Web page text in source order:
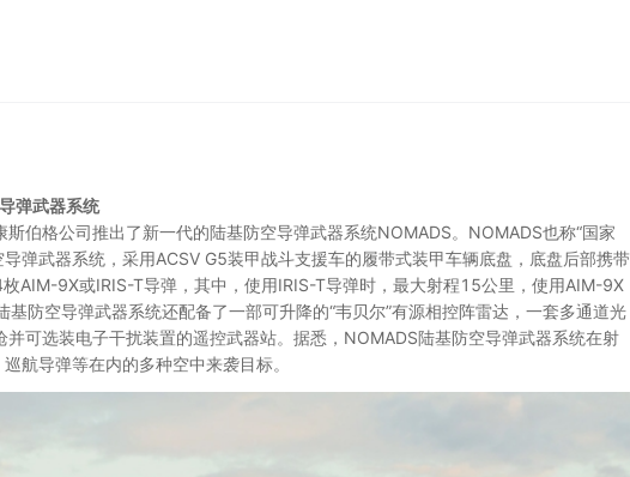
弹武器系统
伯格公司推出了新一代的陆基防空导弹武器系统NOMADS。NOMADS也称“国家
弹武器系统，采用ACSV G5装甲战斗支援车的履带式装甲车辆底盘，底盘后部携带
AIM-9X或IRIS-T导弹，其中，使用IRIS-T导弹时，最大射程15公里，使用AIM-9X
防空导弹武器系统还配备了一部可升降的“韦贝尔”有源相控阵雷达 ，一套多通道光
可选装电子干扰装置的遥控武器站。据悉，NOMADS陆基防空导弹武器系统在射
航导弹等在内的多种空中来袭目标。